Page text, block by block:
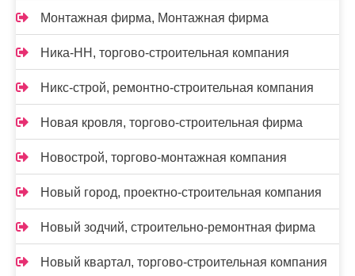
Монтажная фирма, Монтажная фирма
Ника-НН, торгово-строительная компания
Никс-строй, ремонтно-строительная компания
Новая кровля, торгово-строительная фирма
Новострой, торгово-монтажная компания
Новый город, проектно-строительная компания
Новый зодчий, строительно-ремонтная фирма
Новый квартал, торгово-строительная компания